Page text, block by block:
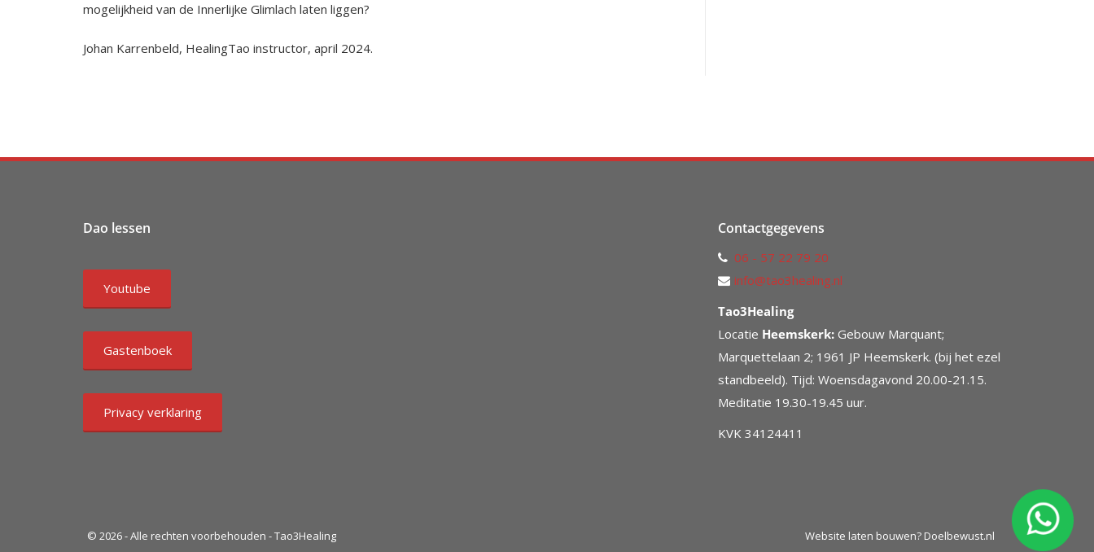
mogelijkheid van de Innerlijke Glimlach laten liggen?
Johan Karrenbeld, HealingTao instructor, april 2024.
Dao lessen
Youtube
Gastenboek
Privacy verklaring
Contactgegevens
06 - 57 22 79 20
info@tao3healing.nl
Tao3Healing
Locatie Heemskerk: Gebouw Marquant;
Marquettelaan 2; 1961 JP Heemskerk. (bij het ezel
standbeeld). Tijd: Woensdagavond 20.00-21.15.
Meditatie 19.30-19.45 uur.
KVK 34124411
© 2026 - Alle rechten voorbehouden - Tao3Healing Website laten bouwen? Doelbewust.nl